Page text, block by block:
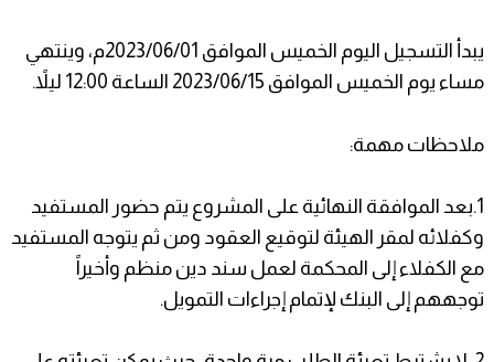
يبدأ التسجيل اليوم الخميس الموافق 2023/06/01م، وينتهي
مساء يوم الخميس الموافق 2023/06/15 الساعة 12:00 ليلاً.
ملاحظات مهمة:
1.بعد الموافقة النهائية على المشروع يتم حضور المستفيد
وكفلائه لمقر الهيئة لتوقيع العقود ومن ثم يتوجه المستفيد
مع الكفلاء إلى المحكمة لعمل سند دين منظم وأخيراً
توجههم إلى البنك لإتمام إجراءات التمويل.